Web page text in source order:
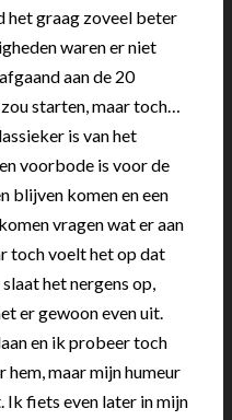
het graag zoveel beter
waren er niet
aan de 20
starten, maar toch…
is van het
voorbode is voor de
blijven komen en een
vragen wat er aan
toch voelt het op dat
het nergens op,
er gewoon even uit.
en ik probeer toch
maar mijn humeur
Ik fiets even later in mijn